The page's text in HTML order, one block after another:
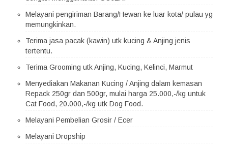
Melayani pengiriman Barang/Hewan ke luar kota/ pulau yg
memungkinkan.
Terima jasa pacak (kawin) utk kucing & Anjing jenis
tertentu.
Terima Grooming utk Anjing, Kucing, Kelinci, Marmut
Menyediakan Makanan Kucing / Anjing dalam kemasan
Repack 250gr dan 500gr, mulai harga 25.000,-/kg untuk
Cat Food, 20.000,-/kg utk Dog Food.
Melayani Pembelian Grosir / Ecer
Melayani Dropship